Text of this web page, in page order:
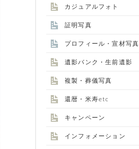
カジュアルフォト
証明写真
プロフィール・宣材写真
遺影バンク・生前遺影
複製・葬儀写真
還暦・米寿etc
キャンペーン
インフォメーション